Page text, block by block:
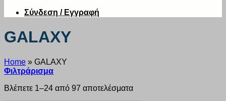
Σύνδεση / Εγγραφή
GALAXY
Home » GALAXY
Φιλτράρισμα
Βλέπετε 1–24 από 97 αποτελέσματα